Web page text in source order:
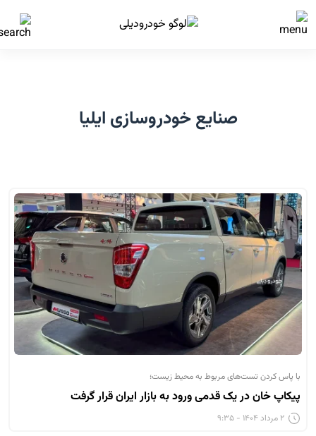
صنایع خودروسازی ایلیا
با پاس کردن تست‌های مربوط به محیط زیست؛
پیکاپ خان در یک قدمی ورود به بازار ایران قرار گرفت
۲ مرداد ۱۴۰۴ - ۹:۳۵